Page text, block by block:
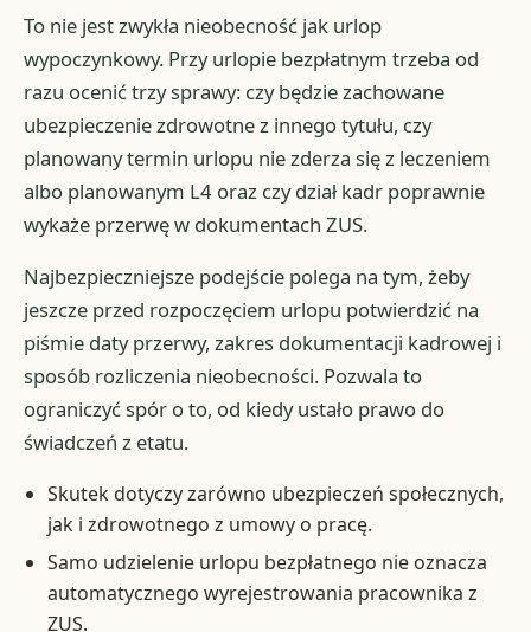
To nie jest zwykła nieobecność jak urlop
wypoczynkowy. Przy urlopie bezpłatnym trzeba od
razu ocenić trzy sprawy: czy będzie zachowane
ubezpieczenie zdrowotne z innego tytułu, czy
planowany termin urlopu nie zderza się z leczeniem
albo planowanym L4 oraz czy dział kadr poprawnie
wykaże przerwę w dokumentach ZUS.
Najbezpieczniejsze podejście polega na tym, żeby
jeszcze przed rozpoczęciem urlopu potwierdzić na
piśmie daty przerwy, zakres dokumentacji kadrowej i
sposób rozliczenia nieobecności. Pozwala to
ograniczyć spór o to, od kiedy ustało prawo do
świadczeń z etatu.
Skutek dotyczy zarówno ubezpieczeń społecznych,
jak i zdrowotnego z umowy o pracę.
Samo udzielenie urlopu bezpłatnego nie oznacza
automatycznego wyrejestrowania pracownika z
ZUS.